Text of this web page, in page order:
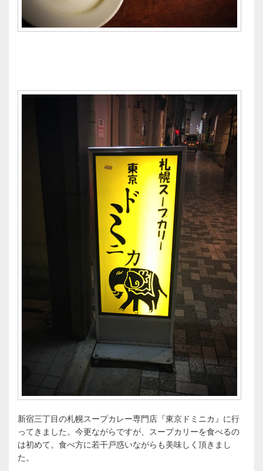
新宿三丁目の札幌スープカレー専門店『東京ドミニカ』に行
ってきました。今更ながらですが、スープカリーを食べるの
は初めて。食べ方に若干戸惑いながらも美味しく頂きまし
た。